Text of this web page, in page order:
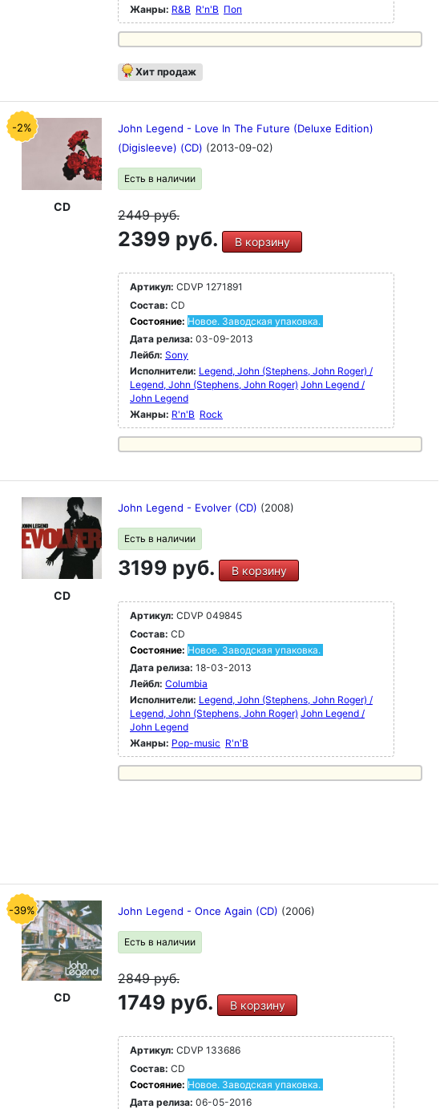
Жанры: R&B R'n'B Поп
Хит продаж
-2%
CD
John Legend - Love In The Future (Deluxe Edition)
(Digisleeve) (CD) (2013-09-02)
Есть в наличии
2449руб.
2399 руб. В корзину
Артикул: CDVP 1271891
Состав: CD
Состояние: Новое. Заводская упаковка.
Дата релиза: 03-09-2013
Лейбл: Sony
Исполнители: Legend, John (Stephens, John Roger) /
Legend, John (Stephens, John Roger) John Legend /
John Legend
Жанры: R'n'B Rock
CD
John Legend - Evolver (CD) (2008)
Есть в наличии
3199 руб. В корзину
Артикул: CDVP 049845
Состав: CD
Состояние: Новое. Заводская упаковка.
Дата релиза: 18-03-2013
Лейбл: Columbia
Исполнители: Legend, John (Stephens, John Roger) /
Legend, John (Stephens, John Roger) John Legend /
John Legend
Жанры: Pop-music R'n'B
-39%
CD
John Legend - Once Again (CD) (2006)
Есть в наличии
2849руб.
1749 руб. В корзину
Артикул: CDVP 133686
Состав: CD
Состояние: Новое. Заводская упаковка.
Дата релиза: 06-05-2016